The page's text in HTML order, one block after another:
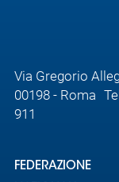
Via Gregorio
00198 - Roma
911
FEDERAZIONE